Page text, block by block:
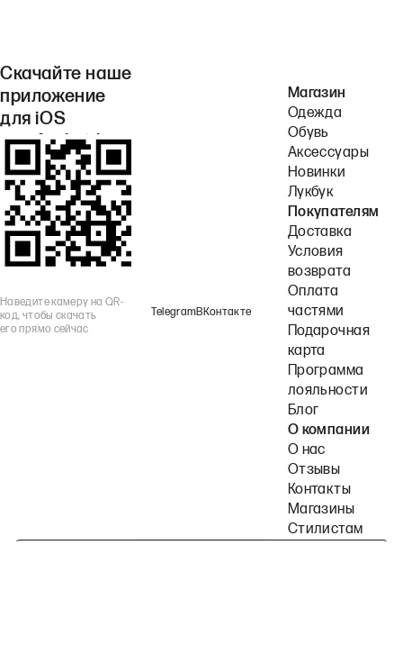
Скачайте наше
приложение
для iOS
или Android.
Наведите камеру на QR-
код, чтобы скачать
его прямо сейчас
TelegramВКонтакте
Магазин
Одежда
Обувь
Аксессуары
Новинки
Лукбук
Покупателям
Доставка
Условия
возврата
Оплата
частями
Подарочная
карта
Программа
лояльности
Блог
О компании
О нас
Отзывы
Контакты
Магазины
Стилистам